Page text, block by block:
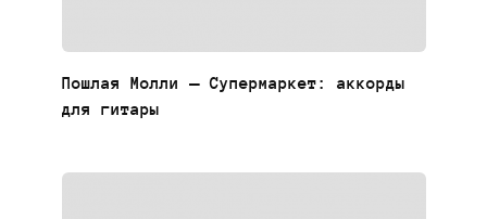
Пошлая Молли — Супермаркет: аккорды
для гитары